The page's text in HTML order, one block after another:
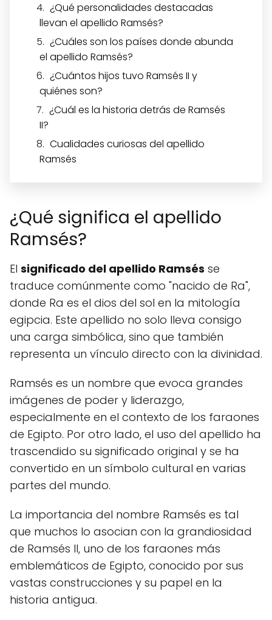
¿Qué personalidades destacadas
llevan el apellido Ramsés?
¿Cuáles son los países donde abunda
el apellido Ramsés?
¿Cuántos hijos tuvo Ramsés II y
quiénes son?
¿Cuál es la historia detrás de Ramsés
II?
Cualidades curiosas del apellido
Ramsés
¿Qué significa el apellido
Ramsés?
El significado del apellido Ramsés se
traduce comúnmente como "nacido de Ra",
donde Ra es el dios del sol en la mitología
egipcia. Este apellido no solo lleva consigo
una carga simbólica, sino que también
representa un vínculo directo con la divinidad.
Ramsés es un nombre que evoca grandes
imágenes de poder y liderazgo,
especialmente en el contexto de los faraones
de Egipto. Por otro lado, el uso del apellido ha
trascendido su significado original y se ha
convertido en un símbolo cultural en varias
partes del mundo.
La importancia del nombre Ramsés es tal
que muchos lo asocian con la grandiosidad
de Ramsés II, uno de los faraones más
emblemáticos de Egipto, conocido por sus
vastas construcciones y su papel en la
historia antigua.